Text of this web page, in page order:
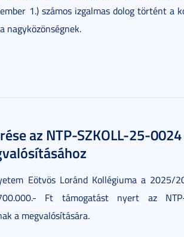
1.) számos izgalmas dolog történt a
nagyközönségnek.
az NTP-SZKOLL-25-
Eötvös Loránd Kollégiuma a 2025/
Ft támogatást nyert az NTP-
a megvalósítására.